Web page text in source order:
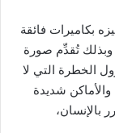
بكاميرات فائقة
وبذلك تُقدِّم صورة
الخطرة التي لا
والأماكن شديدة
بالإنسان،